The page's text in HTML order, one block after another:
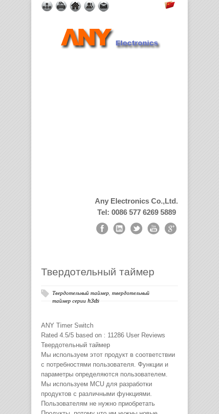
Any Electronics Co.,Ltd.
Tel: 0086 577 6269 5889
Твердотельный таймер
Твердотельный таймер, твердотельный
таймер серии h3ds
ANY Timer Switch
Rated 4.5/5 based on : 11286 User Reviews
Твердотельный таймер
Мы используем этот продукт в соответствии
с потребностями пользователя. Функции и
параметры определяются пользователем.
Мы используем MCU для разработки
продуктов с различными функциями.
Пользователям не нужно приобретать